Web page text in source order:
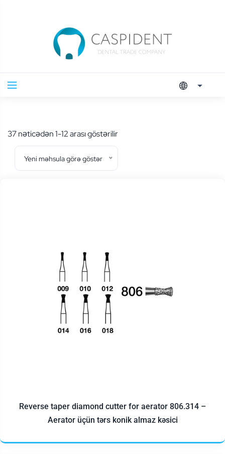
37 nəticədən 1-12 arası göstərilirEn
Yeni məhsula görə göstər
Reverse taper diamond cutter for aerator 806.314 –
Aerator üçün tərs konik almaz kəsici